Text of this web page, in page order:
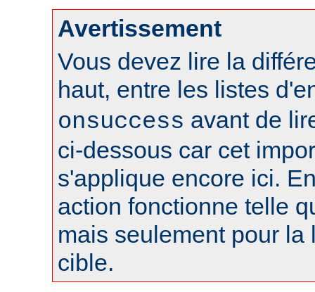
Avertissement
Vous devez lire la
haut, entre les listes
onsuccess avant de
ci-dessous car cet
s'applique encore ici.
action fonctionne telle
mais seulement pour la
cible.